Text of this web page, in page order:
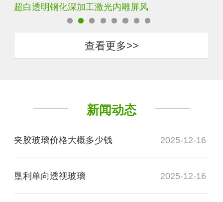
玄关水晶立体雕刻3D激光内雕玻璃
查看更多>>
新闻动态
夹胶玻璃价格大概多少钱 2025-12-16
垦利单向透视玻璃 2025-12-16